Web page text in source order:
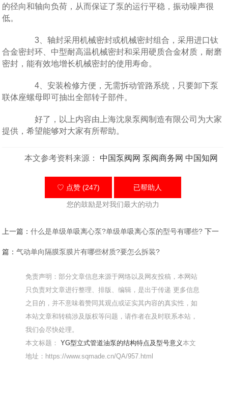
的径向和轴向负荷，从而保证了泵的运行平稳，振动噪声很
低。
3、轴封采用机械密封或机械密封组合，采用进口钛
合金密封环、中型耐高温机械密封和采用硬质合金材质，耐磨
密封，能有效地增长机械密封的使用寿命。
4、安装检修方便，无需拆动管路系统，只要卸下泵
联体座螺母即可抽出全部转子部件。
好了，以上内容由上海沈泉泵阀制造有限公司为大家
提供，希望能够对大家有所帮助。
本文参考资料来源： 中国泵阀网 泵阀商务网 中国知网
♡ 点赞 (247) 已帮助人
您的鼓励是对我们最大的动力
上一篇：什么是单级单吸离心泵?单级单吸离心泵的型号有哪些? 下一
篇：气动单向隔膜泵膜片有哪些材质?要怎么拆装?
免责声明：部分文章信息来源于网络以及网友投稿，本网站
只负责对文章进行整理、排版、编辑，是出于传递 更多信息
之目的，并不意味着赞同其观点或证实其内容的真实性，如
本站文章和转稿涉及版权等问题，请作者在及时联系本站，
我们会尽快处理。
本文标题：YG型立式管道油泵的结构特点及型号意义本文
地址：https://www.sqmade.cn/QA/957.html